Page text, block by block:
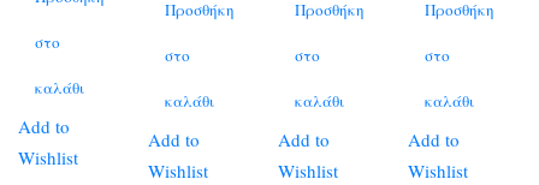
στο
καλάθι
Add to
Wishlist
Προσθήκη
στο
καλάθι
Add to
Wishlist
Προσθήκη
στο
καλάθι
Add to
Wishlist
Προσθήκη
στο
καλάθι
Add to
Wishlist